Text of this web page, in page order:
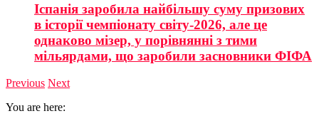
Іспанія заробила найбільшу суму призових
в історії чемпіонату світу-2026, але це
однаково мізер, у порівнянні з тими
мільярдами, що заробили засновники ФІФА
Previous Next
You are here: